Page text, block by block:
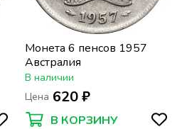
Монета 6 пенсов 1957
Австралия
В наличии
Цена 620 ₽
В КОРЗИНУ